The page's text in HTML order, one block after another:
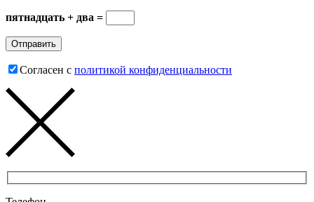
пятнадцать + два =
Согласен с политикой конфиденциальности